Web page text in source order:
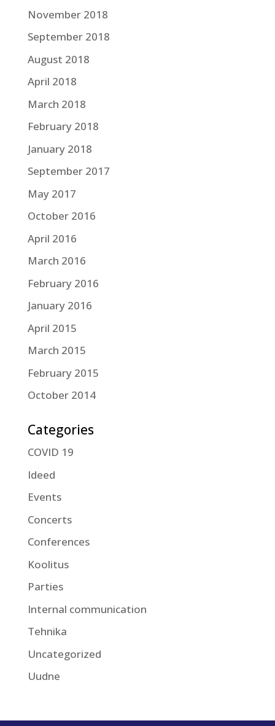
November 2018
September 2018
August 2018
April 2018
March 2018
February 2018
January 2018
September 2017
May 2017
October 2016
April 2016
March 2016
February 2016
January 2016
April 2015
March 2015
February 2015
October 2014
Categories
COVID 19
Ideed
Events
Concerts
Conferences
Koolitus
Parties
Internal communication
Tehnika
Uncategorized
Uudne